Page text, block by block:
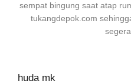
sempat bingung saat atap
tukangdepok.com
huda mk